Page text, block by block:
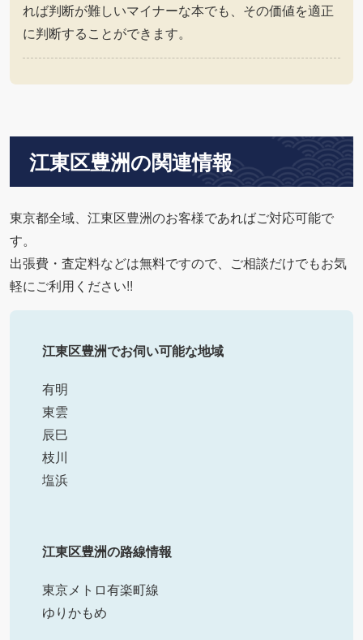
れば判断が難しいマイナーな本でも、その価値を適正
に判断することができます。
江東区豊洲の関連情報
東京都全域、江東区豊洲のお客様であればご対応可能で
す。
出張費・査定料などは無料ですので、ご相談だけでもお気
軽にご利用ください!!
江東区豊洲でお伺い可能な地域
有明
東雲
辰巳
枝川
塩浜
江東区豊洲の路線情報
東京メトロ有楽町線
ゆりかもめ